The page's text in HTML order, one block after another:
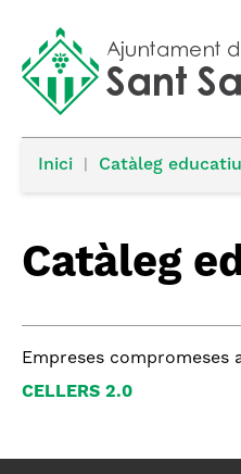
Inici Catàleg
Catàleg
Empreses compromeses
CELLERS 2.0